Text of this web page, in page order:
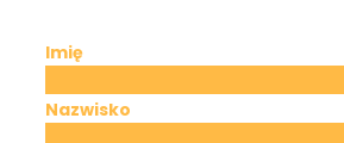
Imię
Nazwisko